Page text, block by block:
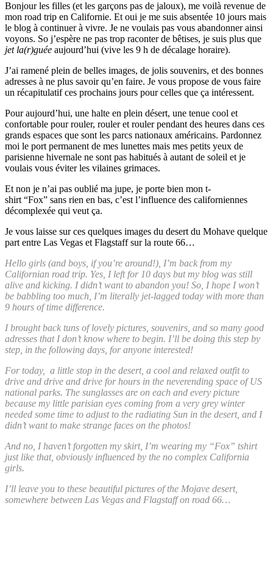
Bonjour les filles (et les garçons pas de jaloux), me voilà revenue de
mon road trip en Californie. Et oui je me suis absentée 10 jours mais
le blog à continuer à vivre. Je ne voulais pas vous abandonner ainsi
voyons. So j’espère ne pas trop raconter de bêtises, je suis plus que
jet la(r)guée aujourd’hui (vive les 9 h de décalage horaire).
J’ai ramené plein de belles images, de jolis souvenirs, et des bonnes
adresses à ne plus savoir qu’en faire. Je vous propose de vous faire
un récapitulatif ces prochains jours pour celles que ça intéressent.
Pour aujourd’hui, une halte en plein désert, une tenue cool et
confortable pour rouler, rouler et rouler pendant des heures dans ces
grands espaces que sont les parcs nationaux américains. Pardonnez
moi le port permanent de mes lunettes mais mes petits yeux de
parisienne hivernale ne sont pas habitués à autant de soleil et je
voulais vous éviter les vilaines grimaces.
Et non je n’ai pas oublié ma jupe, je porte bien mon t-
shirt “Fox” sans rien en bas, c’est l’influence des californiennes
décomplexée qui veut ça.
Je vous laisse sur ces quelques images du desert du Mohave quelque
part entre Las Vegas et Flagstaff sur la route 66…
Hello girls (and boys, if you’re around!), I’m back from my
Californian road trip. Yes, I left for 10 days but my blog was still
alive and kicking. I didn’t want to abandon you! So, I hope I won’t
be babbling too much, I’m literally jet-lagged today with more than
9 hours of time difference.
I brought back tuns of lovely pictures, souvenirs, and so many good
adresses that I don’t know where to begin. I’ll be doing this step by
step, in the following days, for anyone interested!
For today, a little stop in the desert, a cool and relaxed outfit to
drive and drive and drive for hours in the neverending space of US
national parks. The sunglasses are on each and every picture
because my little parisian eyes coming from a very grey winter
needed some time to adjust to the radiating Sun in the desert, and I
didn’t want to make strange faces on the photos!
And no, I haven’t forgotten my skirt, I’m wearing my “Fox” tshirt
just like that, obviously influenced by the no complex California
girls.
I’ll leave you to these beautiful pictures of the Mojave desert,
somewhere between Las Vegas and Flagstaff on road 66…